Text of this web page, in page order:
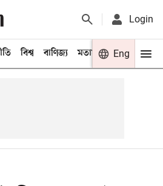
Login
বিশ্ব বাণিজ্য মতামত খেলা
Eng